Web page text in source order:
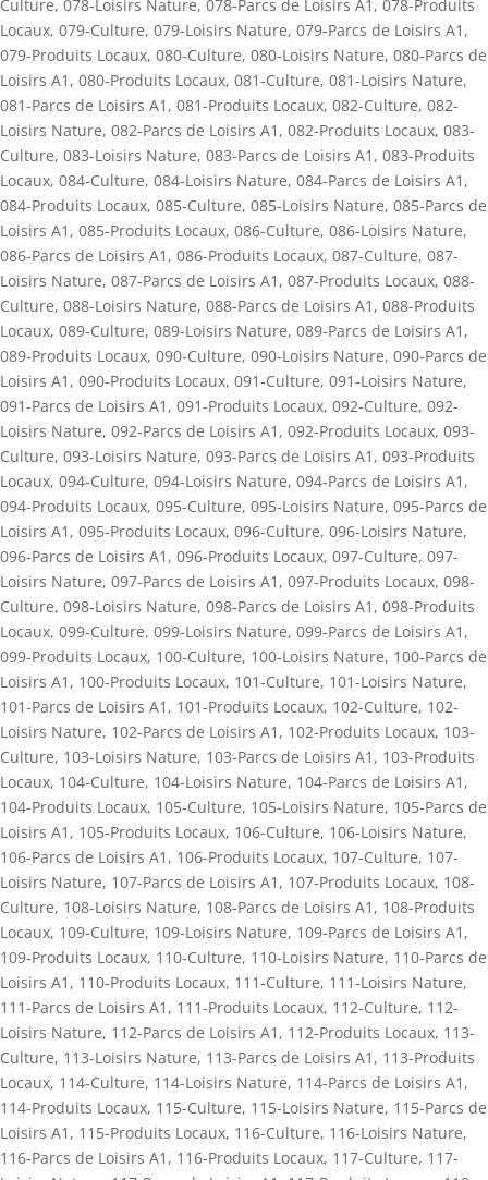
Culture, 078-Loisirs Nature, 078-Parcs de Loisirs A1 , 078-Produits
Locaux, 079-Culture, 079-Loisirs Nature, 079-Parcs de Loisirs A1 ,
079-Produits Locaux, 080-Culture, 080-Loisirs Nature, 080-Parcs de
Loisirs A1 , 080-Produits Locaux, 081-Culture, 081-Loisirs Nature,
081-Parcs de Loisirs A1 , 081-Produits Locaux, 082-Culture, 082-
Loisirs Nature, 082-Parcs de Loisirs A1 , 082-Produits Locaux, 083-
Culture, 083-Loisirs Nature, 083-Parcs de Loisirs A1 , 083-Produits
Locaux, 084-Culture, 084-Loisirs Nature, 084-Parcs de Loisirs A1 ,
084-Produits Locaux, 085-Culture, 085-Loisirs Nature, 085-Parcs de
Loisirs A1 , 085-Produits Locaux, 086-Culture, 086-Loisirs Nature,
086-Parcs de Loisirs A1 , 086-Produits Locaux, 087-Culture, 087-
Loisirs Nature, 087-Parcs de Loisirs A1 , 087-Produits Locaux, 088-
Culture, 088-Loisirs Nature, 088-Parcs de Loisirs A1 , 088-Produits
Locaux, 089-Culture, 089-Loisirs Nature, 089-Parcs de Loisirs A1 ,
089-Produits Locaux, 090-Culture, 090-Loisirs Nature, 090-Parcs de
Loisirs A1 , 090-Produits Locaux, 091-Culture, 091-Loisirs Nature,
091-Parcs de Loisirs A1 , 091-Produits Locaux, 092-Culture, 092-
Loisirs Nature, 092-Parcs de Loisirs A1 , 092-Produits Locaux, 093-
Culture, 093-Loisirs Nature, 093-Parcs de Loisirs A1 , 093-Produits
Locaux, 094-Culture, 094-Loisirs Nature, 094-Parcs de Loisirs A1 ,
094-Produits Locaux, 095-Culture, 095-Loisirs Nature, 095-Parcs de
Loisirs A1 , 095-Produits Locaux, 096-Culture, 096-Loisirs Nature,
096-Parcs de Loisirs A1 , 096-Produits Locaux, 097-Culture, 097-
Loisirs Nature, 097-Parcs de Loisirs A1 , 097-Produits Locaux, 098-
Culture, 098-Loisirs Nature, 098-Parcs de Loisirs A1 , 098-Produits
Locaux, 099-Culture, 099-Loisirs Nature, 099-Parcs de Loisirs A1 ,
099-Produits Locaux, 100-Culture, 100-Loisirs Nature, 100-Parcs de
Loisirs A1 , 100-Produits Locaux, 101-Culture, 101-Loisirs Nature,
101-Parcs de Loisirs A1 , 101-Produits Locaux, 102-Culture, 102-
Loisirs Nature, 102-Parcs de Loisirs A1 , 102-Produits Locaux, 103-
Culture, 103-Loisirs Nature, 103-Parcs de Loisirs A1 , 103-Produits
Locaux, 104-Culture, 104-Loisirs Nature, 104-Parcs de Loisirs A1 ,
104-Produits Locaux, 105-Culture, 105-Loisirs Nature, 105-Parcs de
Loisirs A1 , 105-Produits Locaux, 106-Culture, 106-Loisirs Nature,
106-Parcs de Loisirs A1 , 106-Produits Locaux, 107-Culture, 107-
Loisirs Nature, 107-Parcs de Loisirs A1 , 107-Produits Locaux, 108-
Culture, 108-Loisirs Nature, 108-Parcs de Loisirs A1 , 108-Produits
Locaux, 109-Culture, 109-Loisirs Nature, 109-Parcs de Loisirs A1 ,
109-Produits Locaux, 110-Culture, 110-Loisirs Nature, 110-Parcs de
Loisirs A1 , 110-Produits Locaux, 111-Culture, 111-Loisirs Nature,
111-Parcs de Loisirs A1 , 111-Produits Locaux, 112-Culture, 112-
Loisirs Nature, 112-Parcs de Loisirs A1 , 112-Produits Locaux, 113-
Culture, 113-Loisirs Nature, 113-Parcs de Loisirs A1 , 113-Produits
Locaux, 114-Culture, 114-Loisirs Nature, 114-Parcs de Loisirs A1 ,
114-Produits Locaux, 115-Culture, 115-Loisirs Nature, 115-Parcs de
Loisirs A1 , 115-Produits Locaux, 116-Culture, 116-Loisirs Nature,
116-Parcs de Loisirs A1 , 116-Produits Locaux, 117-Culture, 117-